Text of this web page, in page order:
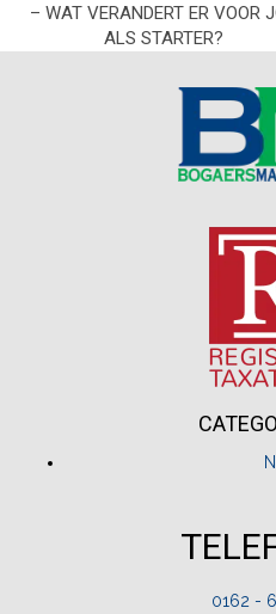
– WAT VERANDERT ER VOOR
ALS STARTER?
0162 -